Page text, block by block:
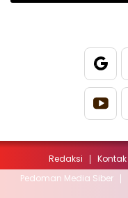
Redaksi Kontak
Pedoman Media Siber